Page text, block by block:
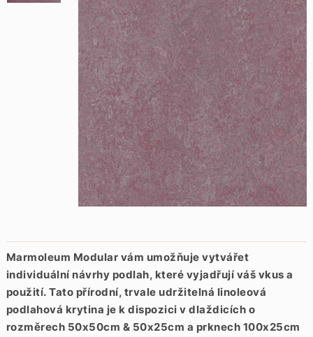
Marmoleum Modular vám umožňuje vytvářet
individuální návrhy podlah, které vyjadřují váš vkus a
použití. Tato přírodní, trvale udržitelná linoleová
podlahová krytina je k dispozici v dlaždicích o
rozměrech 50x50cm & 50x25cm a prknech 100x25cm